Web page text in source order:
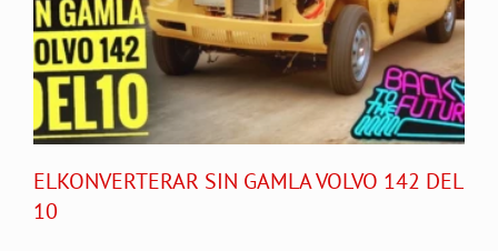
ELKONVERTERAR SIN GAMLA VOLVO 142 DEL
10